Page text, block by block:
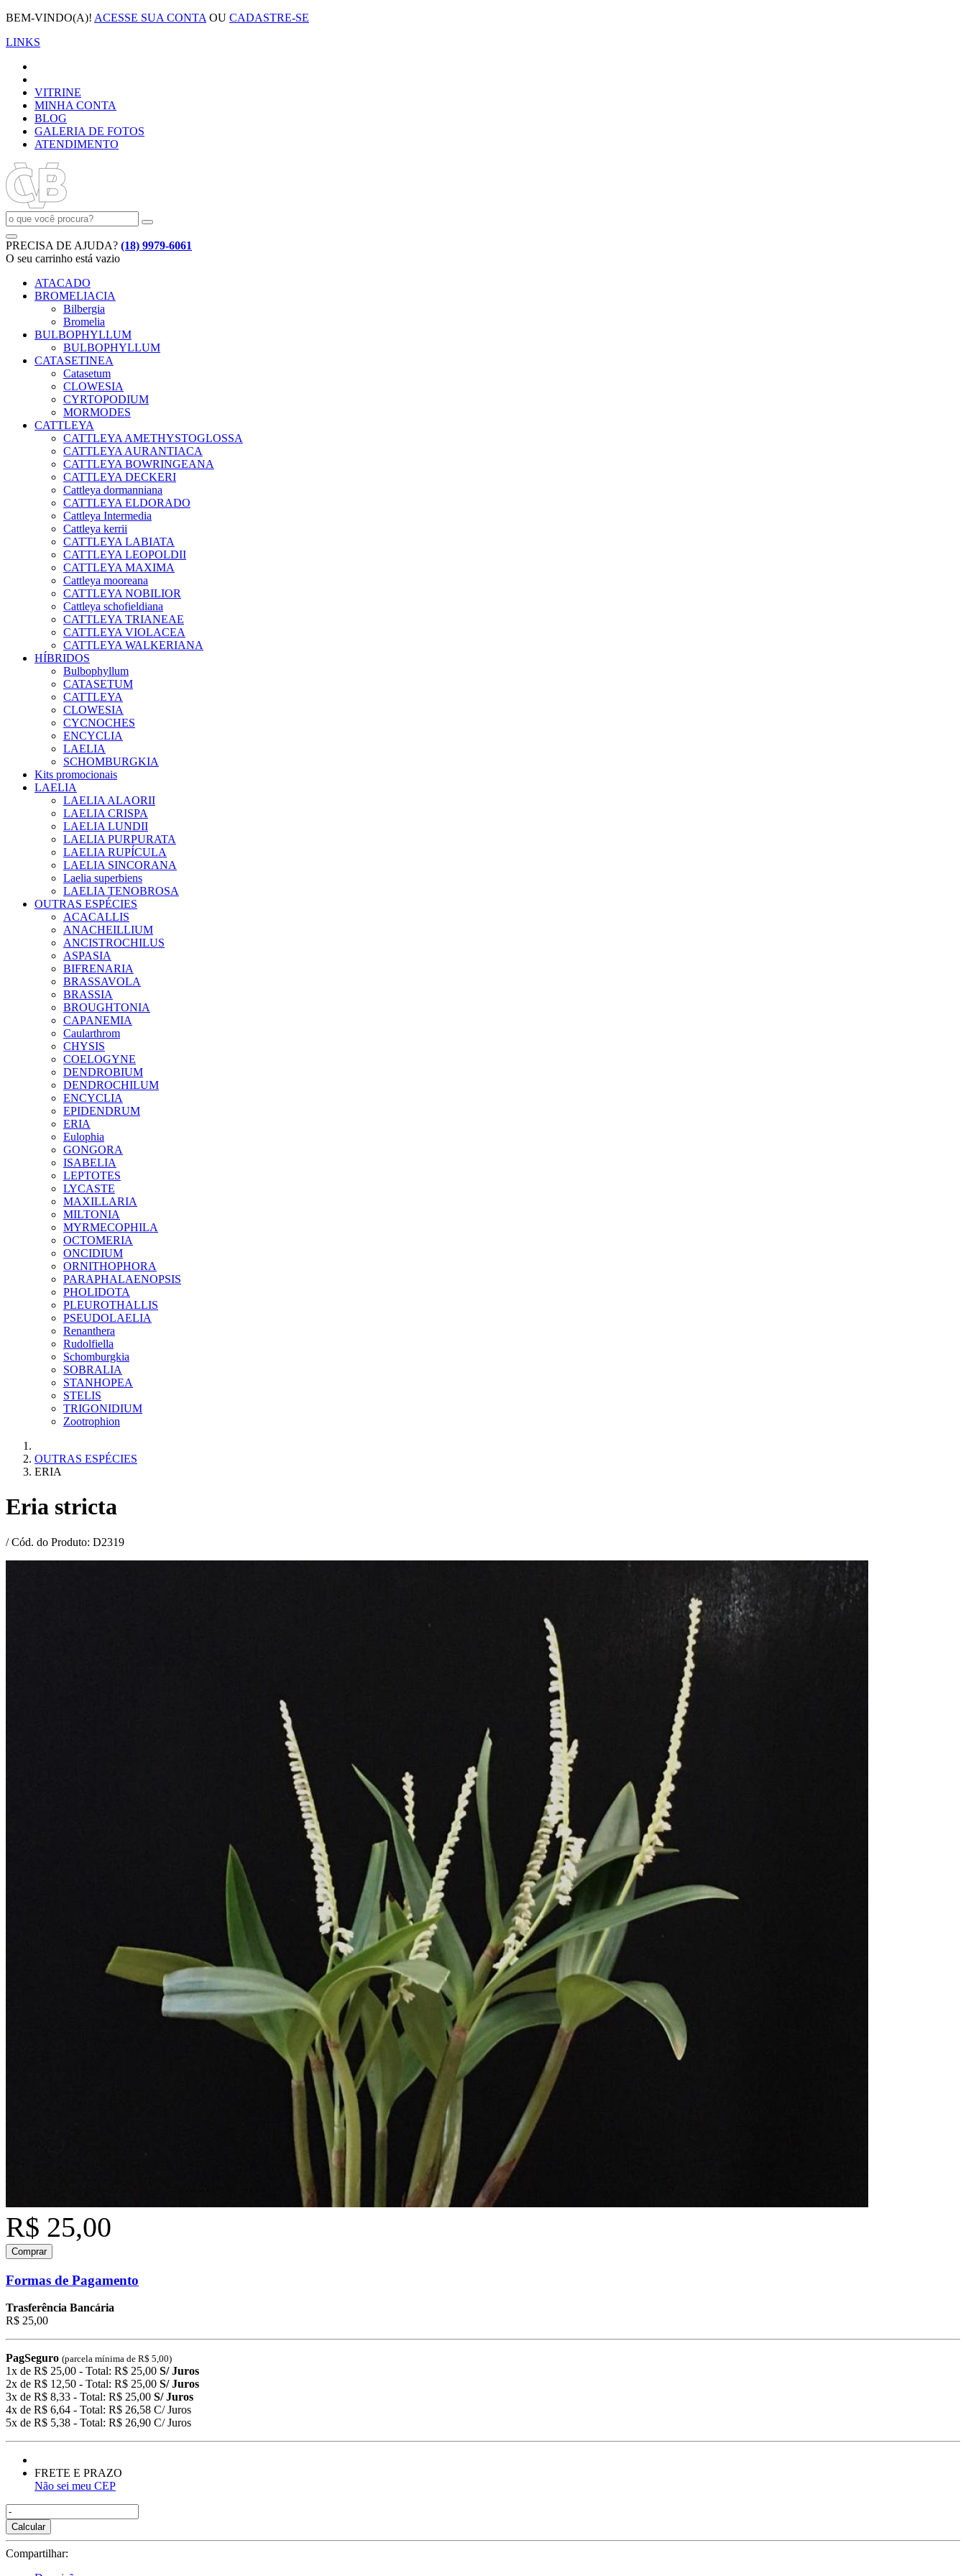
BEM-VINDO(A)! ACESSE SUA CONTA OU CADASTRE-SE
LINKS
VITRINE
MINHA CONTA
BLOG
GALERIA DE FOTOS
ATENDIMENTO
PRECISA DE AJUDA? (18) 9979-6061
O seu carrinho está vazio
ATACADO
BROMELIACIA
Bilbergia
Bromelia
BULBOPHYLLUM
BULBOPHYLLUM
CATASETINEA
Catasetum
CLOWESIA
CYRTOPODIUM
MORMODES
CATTLEYA
CATTLEYA AMETHYSTOGLOSSA
CATTLEYA AURANTIACA
CATTLEYA BOWRINGEANA
CATTLEYA DECKERI
Cattleya dormanniana
CATTLEYA ELDORADO
Cattleya Intermedia
Cattleya kerrii
CATTLEYA LABIATA
CATTLEYA LEOPOLDII
CATTLEYA MAXIMA
Cattleya mooreana
CATTLEYA NOBILIOR
Cattleya schofieldiana
CATTLEYA TRIANEAE
CATTLEYA VIOLACEA
CATTLEYA WALKERIANA
HÍBRIDOS
Bulbophyllum
CATASETUM
CATTLEYA
CLOWESIA
CYCNOCHES
ENCYCLIA
LAELIA
SCHOMBURGKIA
Kits promocionais
LAELIA
LAELIA ALAORII
LAELIA CRISPA
LAELIA LUNDII
LAELIA PURPURATA
LAELIA RUPÍCULA
LAELIA SINCORANA
Laelia superbiens
LAELIA TENOBROSA
OUTRAS ESPÉCIES
ACACALLIS
ANACHEILLIUM
ANCISTROCHILUS
ASPASIA
BIFRENARIA
BRASSAVOLA
BRASSIA
BROUGHTONIA
CAPANEMIA
Caularthrom
CHYSIS
COELOGYNE
DENDROBIUM
DENDROCHILUM
ENCYCLIA
EPIDENDRUM
ERIA
Eulophia
GONGORA
ISABELIA
LEPTOTES
LYCASTE
MAXILLARIA
MILTONIA
MYRMECOPHILA
OCTOMERIA
ONCIDIUM
ORNITHOPHORA
PARAPHALAENOPSIS
PHOLIDOTA
PLEUROTHALLIS
PSEUDOLAELIA
Renanthera
Rudolfiella
Schomburgkia
SOBRALIA
STANHOPEA
STELIS
TRIGONIDIUM
Zootrophion
OUTRAS ESPÉCIES
ERIA
Eria stricta
/ Cód. do Produto: D2319
R$ 25,00
Comprar
Formas de Pagamento
Trasferência Bancária
R$ 25,00
PagSeguro (parcela mínima de R$ 5,00)
1x de R$ 25,00 - Total: R$ 25,00 S/ Juros
2x de R$ 12,50 - Total: R$ 25,00 S/ Juros
3x de R$ 8,33 - Total: R$ 25,00 S/ Juros
4x de R$ 6,64 - Total: R$ 26,58 C/ Juros
5x de R$ 5,38 - Total: R$ 26,90 C/ Juros
FRETE E PRAZO
Não sei meu CEP
Calcular
Compartilhar: